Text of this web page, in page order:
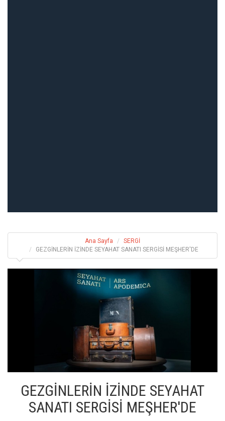
Ana Sayfa
SERGİ
GEZGİNLERİN İZİNDE SEYAHAT SANATI SERGİSİ MEŞHER'DE
GEZGİNLERİN İZİNDE SEYAHAT
SANATI SERGİSİ MEŞHER'DE